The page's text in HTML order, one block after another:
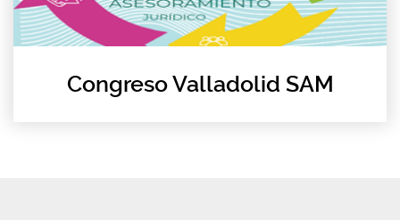
Congreso Valladolid SAM